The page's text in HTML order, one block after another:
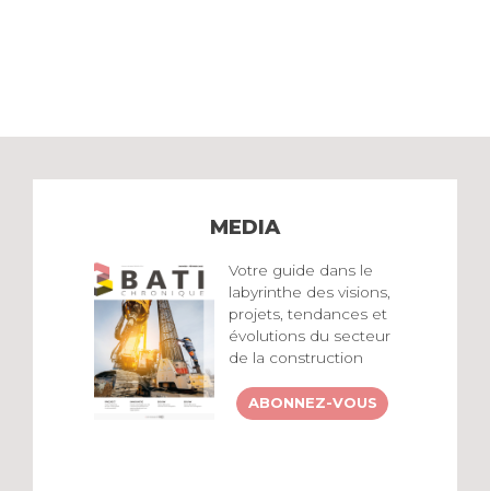
MEDIA
Votre guide dans le
labyrinthe des visions,
projets, tendances et
évolutions du secteur
de la construction
ABONNEZ-VOUS